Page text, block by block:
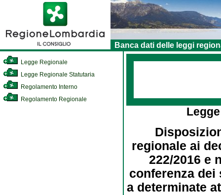
Banca dati delle leggi
Legge Regionale
Legge Regionale Statutaria
Regolamento Interno
Regolamento Regionale
regionale ai
222/2016 e
conferenza
a determinate